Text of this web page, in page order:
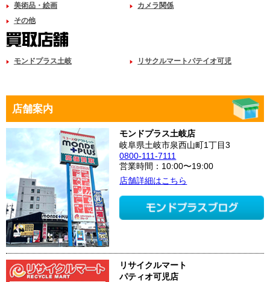
美術品・絵画
カメラ関係
その他
モンドプラス土岐 リサクルマートパテイオ可児
店舗案内
モンドプラス土岐店
岐阜県土岐市泉西山町1丁目3
0800-111-7111
営業時間：10:00〜19:00
店舗詳細はこちら
リサイクルマート
パティオ可児店